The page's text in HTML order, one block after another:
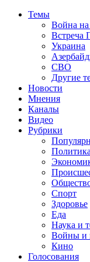
Темы
Война
Встреча
Украина
СВО
Другие
Новости
Мнения
Каналы
Видео
Рубрики
Политика
Спорт
Здоровье
Еда
Наука и
Войны и
Кино
Голосования